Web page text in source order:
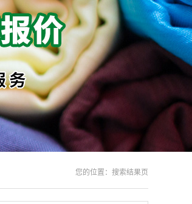
您的位置： 搜索结果页